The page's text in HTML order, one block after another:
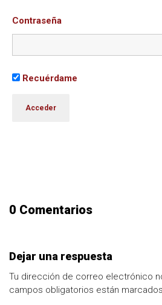
Contraseña
Recuérdame
0 Comentarios
Dejar una respuesta
Tu dirección de correo electrónico
campos obligatorios están